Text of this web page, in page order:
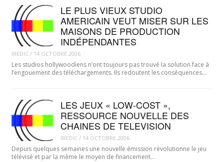
LE PLUS VIEUX STUDIO
AMERICAIN VEUT MISER SUR LES
MAISONS DE PRODUCTION
INDÉPENDANTES
IREDIC/ 14 OCTOBRE 2006
Les studios hollywoodiens n’ont toujours pas trouvé la solution face à
l’engouement des téléchargements. Ils redoutent les conséquences…
LES JEUX « LOW-COST »,
RESSOURCE NOUVELLE DES
CHAINES DE TELEVISION
IREDIC/ 14 OCTOBRE 2006
Depuis quelques semaines une nouvelle émission révolutionne le jeu
télévisé et par la même le moyen de financement…